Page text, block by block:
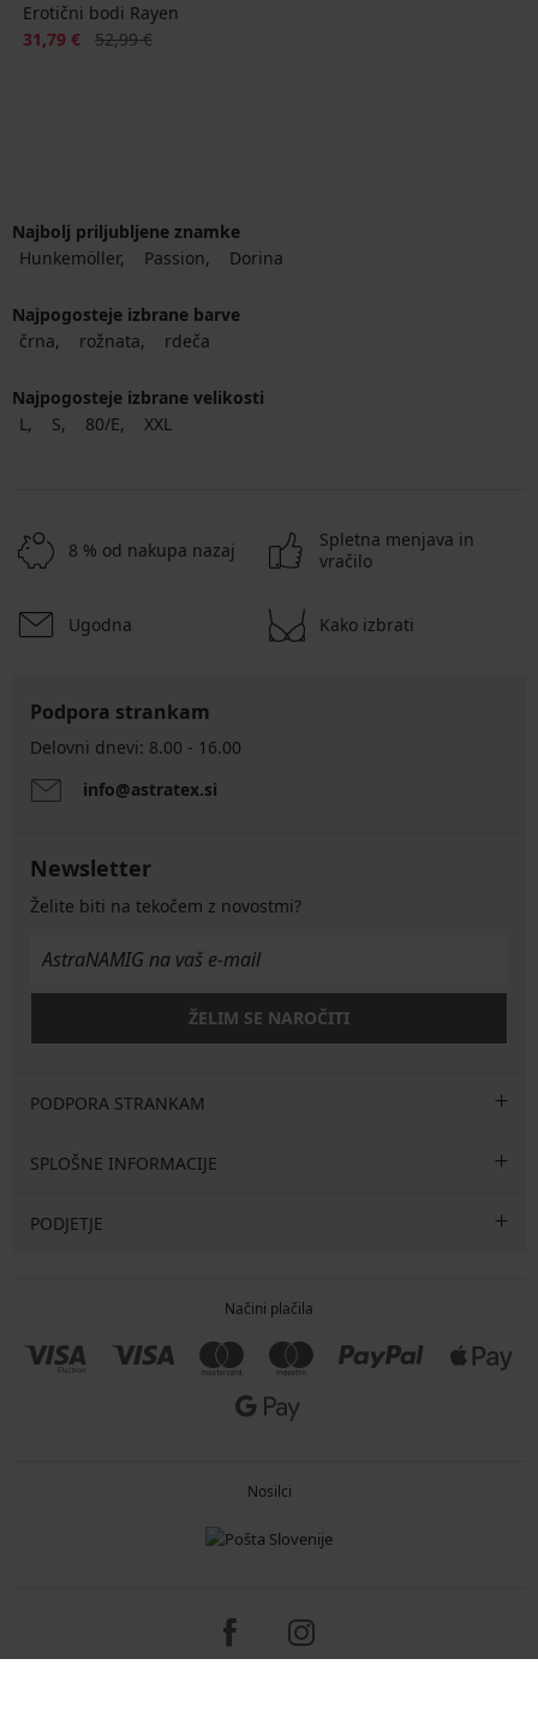
Erotični bodi Rayen
Popust
31,79 € Prvotna cena
52,99 €
Najbolj priljubljene znamke
Hunkemöller
Passion Dorina
Najpogosteje izbrane barve
črna
rožnata rdeča
Najpogosteje izbrane velikosti
L
S 80/E XXL
8 % od nakupa nazaj
Spletna menjava in
vračilo
Ugodna Kako izbrati
Podpora strankam
Delovni dnevi: 8.00 - 16.00
info@astratex.si
Newsletter
Želite biti na tekočem z novostmi?
ŽELIM SE NAROČITI
PODPORA STRANKAM
SPLOŠNE INFORMACIJE
PODJETJE
Načini plačila
Nosilci